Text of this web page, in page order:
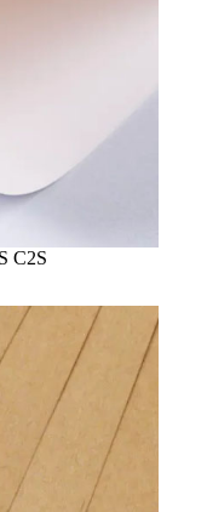
C2S